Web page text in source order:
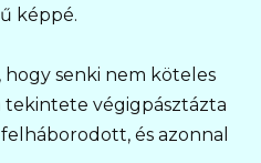
képpé.
senki nem köteles
tekintete végigpásztázta
és azonnal